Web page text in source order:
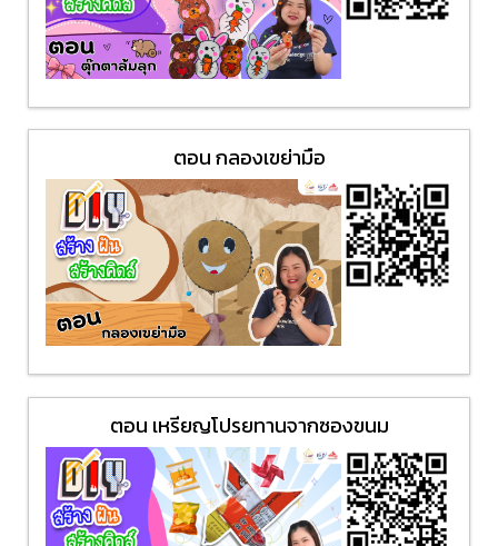
ตอน กลองเขย่ามือ
ตอน เหรียญโปรยทานจากซองขนม